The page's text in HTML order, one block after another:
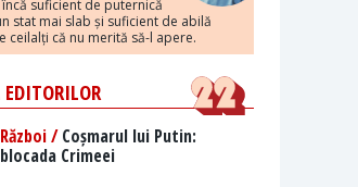
suficient de puternică
stat mai slab și suficient de abilă
ceilalți că nu merită să-l apere.
Război /Coșmarul lui Putin:
blocada Crimeei